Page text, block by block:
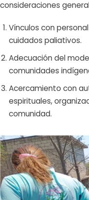
consideraciones
Vínculos con
cuidados paliativos.
Adecuación del
comunidades
Acercamiento con
espirituales,
comunidad.